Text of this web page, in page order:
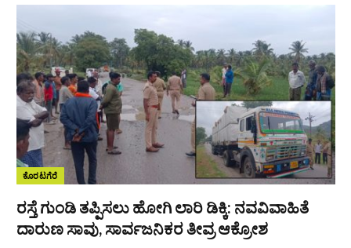
ಕೊರಟಗೆರೆ
ರಸ್ತೆ ಗುಂಡಿ ತಪ್ಪಿಸಲು ಹೋಗಿ ಲಾರಿ ಡಿಕ್ಕಿ: ನವವಿವಾಹಿತೆ
ದಾರುಣ ಸಾವು, ಸಾರ್ವಜನಿಕರ ತೀವ್ರ ಆಕ್ರೋಶ